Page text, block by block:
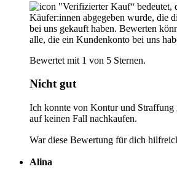
"Verifizierter Kauf“ bedeutet,
Käufer:innen abgegeben wurde, die
bei uns gekauft haben. Bewerten
alle, die ein Kundenkonto bei uns
Bewertet mit 1 von 5 Sternen.
Nicht gut
Ich konnte von Kontur und Straffung
auf keinen Fall nachkaufen.
War diese Bewertung für dich
Alina